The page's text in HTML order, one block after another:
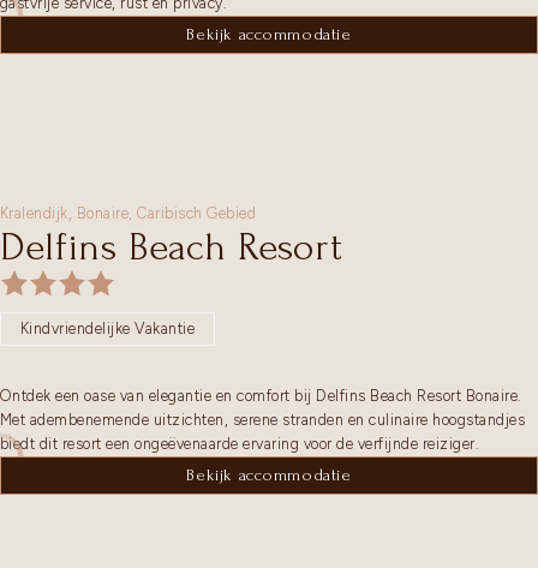
Bekijk accommodatie
Kralendijk, Bonaire ,Caribisch Gebied
Delfins Beach Resort
Kindvriendelijke Vakantie
Ontdek een oase van elegantie en comfort bij Delfins Beach Resort Bonaire.
Met adembenemende uitzichten, serene stranden en culinaire hoogstandjes
biedt dit resort een ongeëvenaarde ervaring voor de verfijnde reiziger.
Bekijk accommodatie